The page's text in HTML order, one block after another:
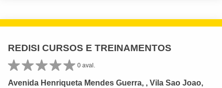
REDISI CURSOS E TREINAMENTOS
0 aval.
Avenida Henriqueta Mendes Guerra, , Vila Sao Joao,